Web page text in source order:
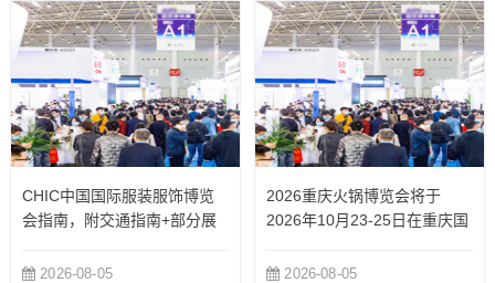
CHIC中国国际服装服饰博览
会指南，附交通指南+部分展
2026-08-05
2026重庆火锅博览会将于
2026年10月23-25日在重庆国
2026-08-05